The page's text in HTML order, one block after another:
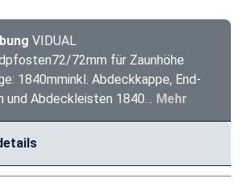
VIDUAL
72mm für Zaunhöhe
1840mminkl. Abdeckkappe, End-
und Abdeckleisten 1840… Mehr